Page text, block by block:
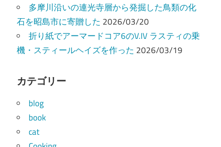
多摩川沿いの連光寺層から発掘した鳥類の化
石を昭島市に寄贈した 2026/03/20
折り紙でアーマードコア6のV.IV ラスティの乗
機・スティールヘイズを作った 2026/03/19
カテゴリー
blog
book
cat